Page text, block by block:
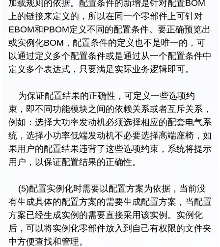
加载规则的依据。配置条件的新增是针对配置BOM
上的链接来定义的，所以在同一个零部件上可针对
EBOM和PBOM定义不同的配置条件。要正确预览出
或实例化BOM，配置条件的定义也不是唯一的，可
以通过定义多个配置条件或是通过从一个配置条件中
定义多个表达式，只要满足实际业务逻辑即可。
为保证配置结果的正确性，可定义一些选项约
束，即不同功能模块之间的依赖关系或者互斥关系，
例如：选择大功率发动机必须选择相应的配套电气系
统，选择小功率低端发动机不必要选择高端座椅，如
果用户的配置结果违背了这些选项约束，系统将提示
用户，以保证配置结果的正确性。
(5)配置实例化时需要以配置方案为依据，当前没
有生成具体的配置方案的需要生成配置方案，当配置
方案已经生成实例的需要直接采用该实例。实例化
后，可以将实例化零部件放入到自己有权限的文件夹
中方便查找和管理。